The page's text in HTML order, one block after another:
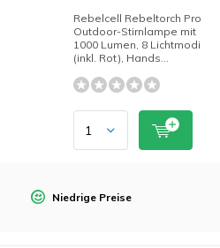
Rebelcell Rebeltorch Pro
Outdoor-Stirnlampe mit
1000 Lumen, 8 Lichtmodi
(inkl. Rot), Hands...
Niedrige Preise